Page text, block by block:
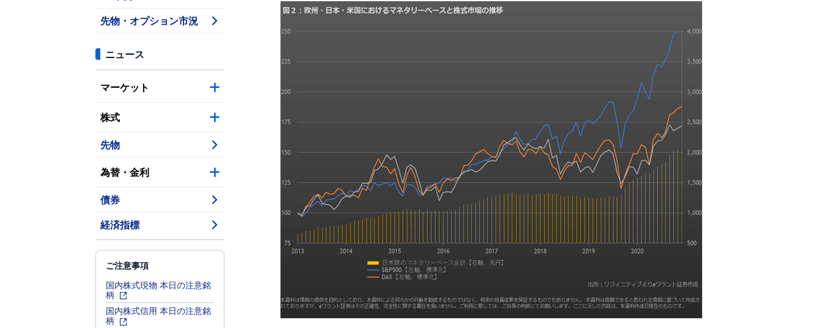
先物・オプション市況
ニュース
マーケット
株式
先物
為替・金利
債券
経済指標
ご注意事項
国内株式現物 本日の注意銘
柄
国内株式信用 本日の注意銘
柄